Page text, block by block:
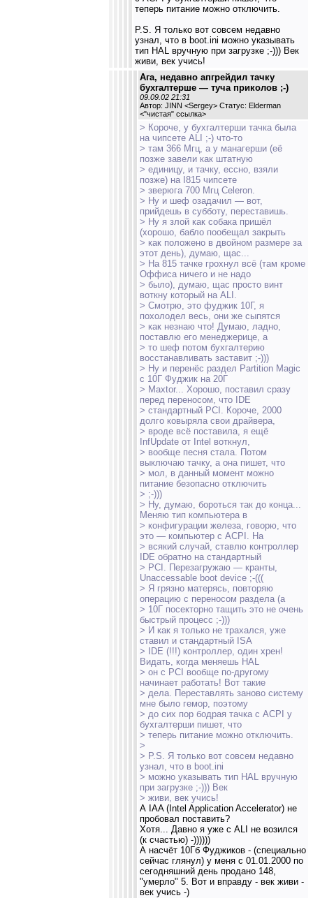
теперь питание можно отключить.
P.S. Я только вот совсем недавно
узнал, что в boot.ini можно указывать
тип HAL вручную при загрузке ;-))) Век
живи, век учись!
Ага, недавно апгрейдил тачку
бухгалтерше — туча приколов ;-)
09.09.02 21:31
Автор: JINN <Sergey> Статус: Elderman
<"чистая" ссылка>
> Короче, у бухгалтерши тачка была
на чипсете ALI ;-) что-то
> там 366 Мгц, а у манагерши (её
позже завели как штатную
> единицу, и тачку, ессно, взяли
позже) на I815 чипсете
> зверюга 700 Мгц Celeron.
> Ну и шеф озадачил — вот,
прийдешь в субботу, переставишь.
> Ну я злой как собака пришёл
(хорошо, бабло пообещал закрыть
> как положено в двойном размере за
этот день), думаю, щас...
> На 815 тачке грохнул всё (там кроме
Оффиса ничего и не надо
> было), думаю, щас просто винт
воткну который на ALI.
> Смотрю, это фуджик 10Г, я
похолодел весь, они же сыпятся
> как незнаю что! Думаю, ладно,
поставлю его менеджерице, а
> то шеф потом бухгалтерию
восстанавливать заставит ;-)))
> Ну и перенёс раздел Partition Magic
с 10Г Фуджик на 20Г
> Maxtor... Хорошо, поставил сразу
перед переносом, что IDE
> стандартный PCI. Короче, 2000
долго ковыряла свои драйвера,
> вроде всё поставила, я ещё
InfUpdate от Intel воткнул,
> вообще песня стала. Потом
выключаю тачку, а она пишет, что
> мол, в данный момент можно
питание безопасно отключить
> ;-)))
> Ну, думаю, бороться так до конца...
Меняю тип компьютера в
> конфигурации железа, говорю, что
это — компьютер с ACPI. На
> всякий случай, ставлю контроллер
IDE обратно на стандартный
> PCI. Перезагружаю — кранты,
Unaccessable boot device ;-(((
> Я грязно матерясь, повторяю
операцию с переносом раздела (а
> 10Г посекторно тащить это не очень
быстрый процесс ;-)))
> И как я только не трахался, уже
ставил и стандартный ISA
> IDE (!!!) контроллер, один хрен!
Видать, когда меняешь HAL
> он с PCI вообще по-другому
начинает работать! Вот такие
> дела. Переставлять заново систему
мне было гемор, поэтому
> до сих пор бодрая тачка с ACPI у
бухгалтерши пишет, что
> теперь питание можно отключить.
>
> P.S. Я только вот совсем недавно
узнал, что в boot.ini
> можно указывать тип HAL вручную
при загрузке ;-))) Век
> живи, век учись!
А IAA (Intel Application Accelerator) не
пробовал поставить?
Хотя... Давно я уже с ALI не возился
(к счастью) -))))))
А насчёт 10Гб Фуджиков - (специально
сейчас глянул) у меня с 01.01.2000 по
сегодняшний день продано 148,
"умерло" 5. Вот и вправду - век живи -
век учись -)